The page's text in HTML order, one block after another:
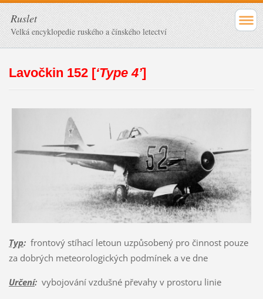
Ruslet
Velká encyklopedie ruského a čínského letectví
Lavočkin 152 [‘Type 4’]
Typ:frontový stíhací letoun uzpůsobený pro činnost pouze
za dobrých meteorologických podmínek a ve dne
Určení:vybojování vzdušné převahy v prostoru linie